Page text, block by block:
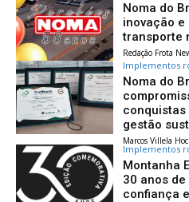
Noma do
inovação e
transporte
Redação Frota
Implementos
Noma do
conquistas
gestão
Marcos Villela
Implementos
Montanha
30 anos
confiança